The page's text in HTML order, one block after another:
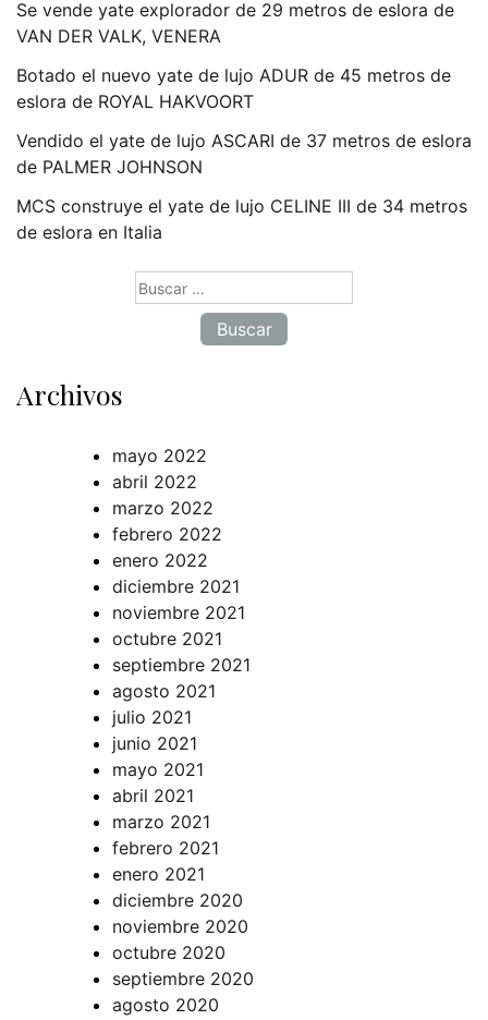
Se vende yate explorador de 29 metros de eslora de
VAN DER VALK, VENERA
Botado el nuevo yate de lujo ADUR de 45 metros de
eslora de ROYAL HAKVOORT
Vendido el yate de lujo ASCARI de 37 metros de eslora
de PALMER JOHNSON
MCS construye el yate de lujo CELINE III de 34 metros
de eslora en Italia
Archivos
mayo 2022
abril 2022
marzo 2022
febrero 2022
enero 2022
diciembre 2021
noviembre 2021
octubre 2021
septiembre 2021
agosto 2021
julio 2021
junio 2021
mayo 2021
abril 2021
marzo 2021
febrero 2021
enero 2021
diciembre 2020
noviembre 2020
octubre 2020
septiembre 2020
agosto 2020